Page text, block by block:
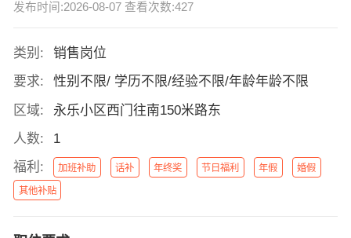
发布时间:2026-08-07 查看次数:427
类别:
销售岗位
要求:
性别不限/ 学历不限/经验不限/年龄年龄不限
区域:
永乐小区西门往南150米路东
人数:
1
福利:
加班补助 话补 年终奖 节日福利 年假 婚假
其他补贴